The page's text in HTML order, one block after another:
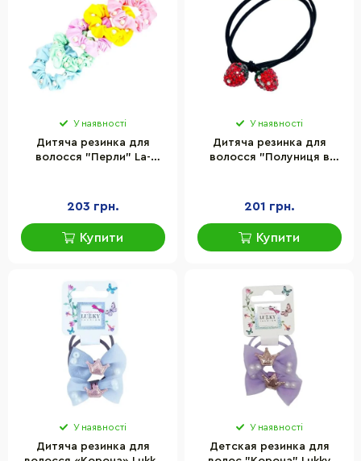
У наявності
Дитяча резинка для
волосся "Перли" La-
203 грн.
Купити
У наявності
Дитяча резинка для
волосся "Полуниця в
201 грн.
Купити
У наявності
Дитяча резинка для
У наявності
Детская резинка для